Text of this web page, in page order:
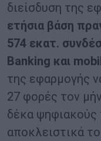
διείσδυση της
ετήσια βάση
574 εκατ.
Banking και
της εφαρμογής
27 φορές τον
δέκα ψηφιακούς
αποκλειστικά